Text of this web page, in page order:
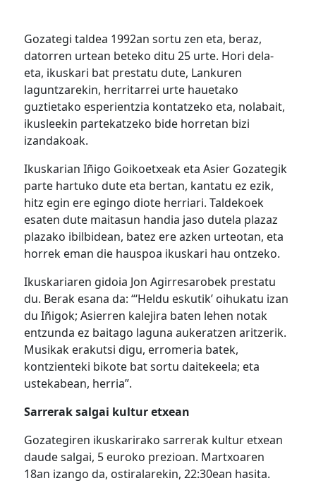
Gozategi taldea 1992an sortu zen eta, beraz,
datorren urtean beteko ditu 25 urte. Hori dela-
eta, ikuskari bat prestatu dute, Lankuren
laguntzarekin, herritarrei urte hauetako
guztietako esperientzia kontatzeko eta, nolabait,
ikusleekin partekatzeko bide horretan bizi
izandakoak.
Ikuskarian Iñigo Goikoetxeak eta Asier Gozategik
parte hartuko dute eta bertan, kantatu ez ezik,
hitz egin ere egingo diote herriari. Taldekoek
esaten dute maitasun handia jaso dutela plazaz
plazako ibilbidean, batez ere azken urteotan, eta
horrek eman die hauspoa ikuskari hau ontzeko.
Ikuskariaren gidoia Jon Agirresarobek prestatu
du. Berak esana da: “‘Heldu eskutik’ oihukatu izan
du Iñigok; Asierren kalejira baten lehen notak
entzunda ez baitago laguna aukeratzen aritzerik.
Musikak erakutsi digu, erromeria batek,
kontzienteki bikote bat sortu daitekeela; eta
ustekabean, herria”.
Sarrerak salgai kultur etxean
Gozategiren ikuskarirako sarrerak kultur etxean
daude salgai, 5 euroko prezioan. Martxoaren
18an izango da, ostiralarekin, 22:30ean hasita.